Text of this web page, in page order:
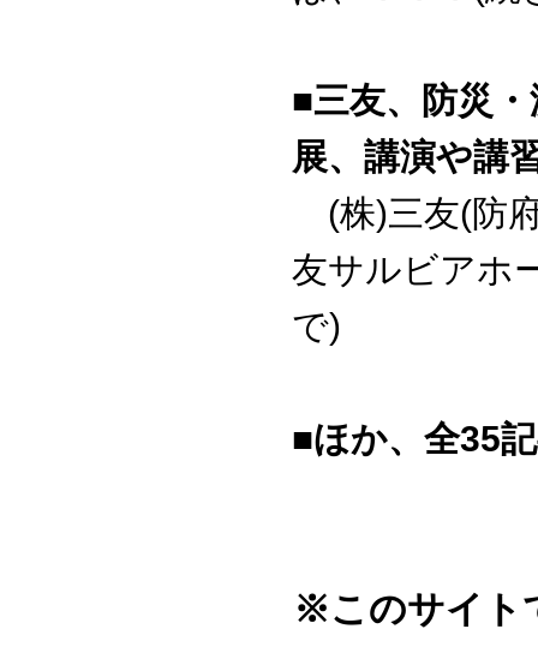
■三友、防災
展、講演や講
(株)三友(防
友サルビアホ
で)
■ほか、全35
※このサイト